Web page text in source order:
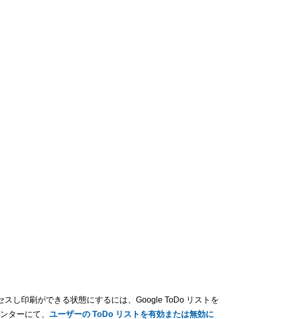
スし印刷ができる状態にするには、Google ToDo リストを
ターにて、 ユーザーの ToDo リストを有効または無効に